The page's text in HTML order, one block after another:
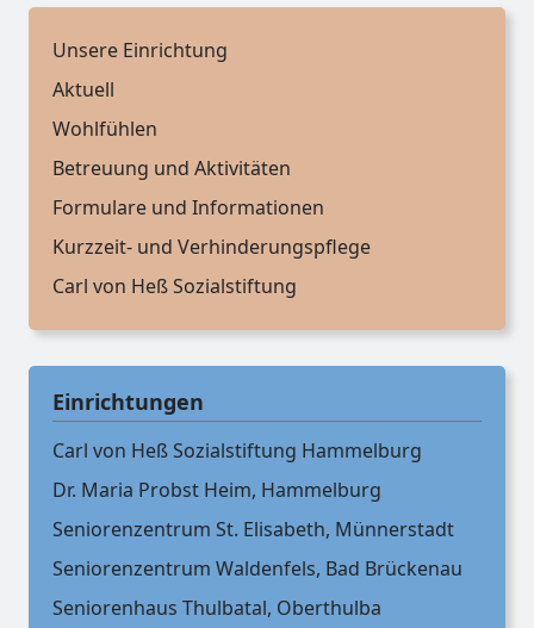
Unsere Einrichtung
Aktuell
Wohlfühlen
Betreuung und Aktivitäten
Formulare und Informationen
Kurzzeit- und Verhinderungspflege
Carl von Heß Sozialstiftung
Einrichtungen
Carl von Heß Sozialstiftung Hammelburg
Dr. Maria Probst Heim, Hammelburg
Seniorenzentrum St. Elisabeth, Münnerstadt
Seniorenzentrum Waldenfels, Bad Brückenau
Seniorenhaus Thulbatal, Oberthulba